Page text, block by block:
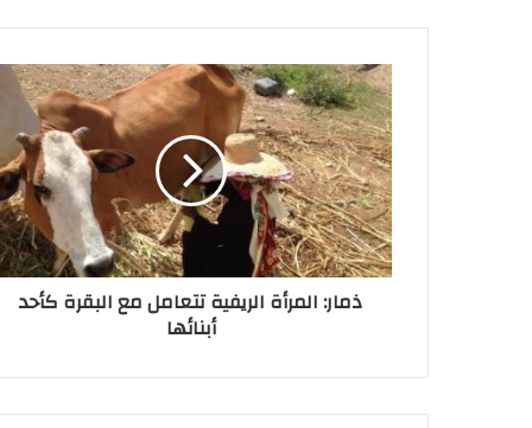
ذمار: المرأة الريفية تتعامل مع البقرة كأحد
أبنائها